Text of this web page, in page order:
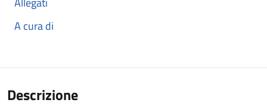
A cura di
Descrizione